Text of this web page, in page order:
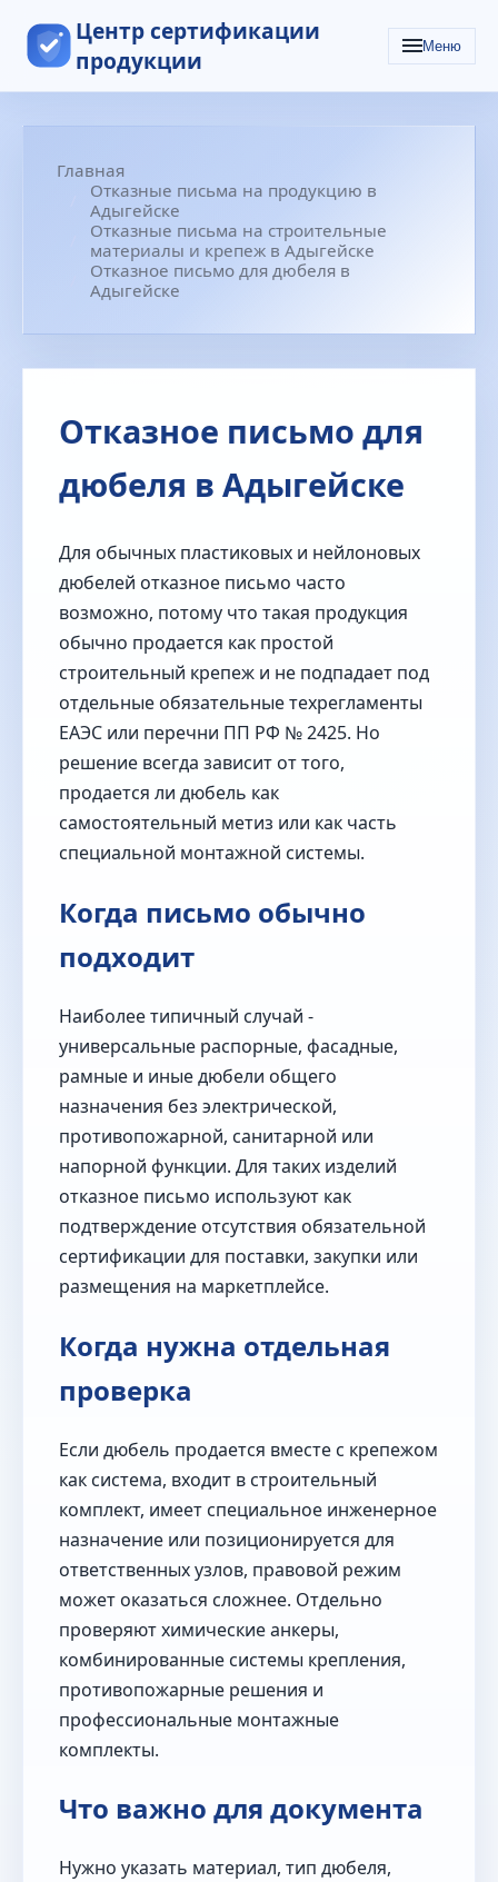
Центр сертификации
продукции
Меню
Главная
Отказные письма на продукцию в
Адыгейске
Отказные письма на строительные
материалы и крепеж в Адыгейске
Отказное письмо для дюбеля в
Адыгейске
Отказное письмо для
дюбеля в Адыгейске
Для обычных пластиковых и нейлоновых
дюбелей отказное письмо часто
возможно, потому что такая продукция
обычно продается как простой
строительный крепеж и не подпадает под
отдельные обязательные техрегламенты
ЕАЭС или перечни ПП РФ № 2425. Но
решение всегда зависит от того,
продается ли дюбель как
самостоятельный метиз или как часть
специальной монтажной системы.
Когда письмо обычно
подходит
Наиболее типичный случай -
универсальные распорные, фасадные,
рамные и иные дюбели общего
назначения без электрической,
противопожарной, санитарной или
напорной функции. Для таких изделий
отказное письмо используют как
подтверждение отсутствия обязательной
сертификации для поставки, закупки или
размещения на маркетплейсе.
Когда нужна отдельная
проверка
Если дюбель продается вместе с крепежом
как система, входит в строительный
комплект, имеет специальное инженерное
назначение или позиционируется для
ответственных узлов, правовой режим
может оказаться сложнее. Отдельно
проверяют химические анкеры,
комбинированные системы крепления,
противопожарные решения и
профессиональные монтажные
комплекты.
Что важно для документа
Нужно указать материал, тип дюбеля,